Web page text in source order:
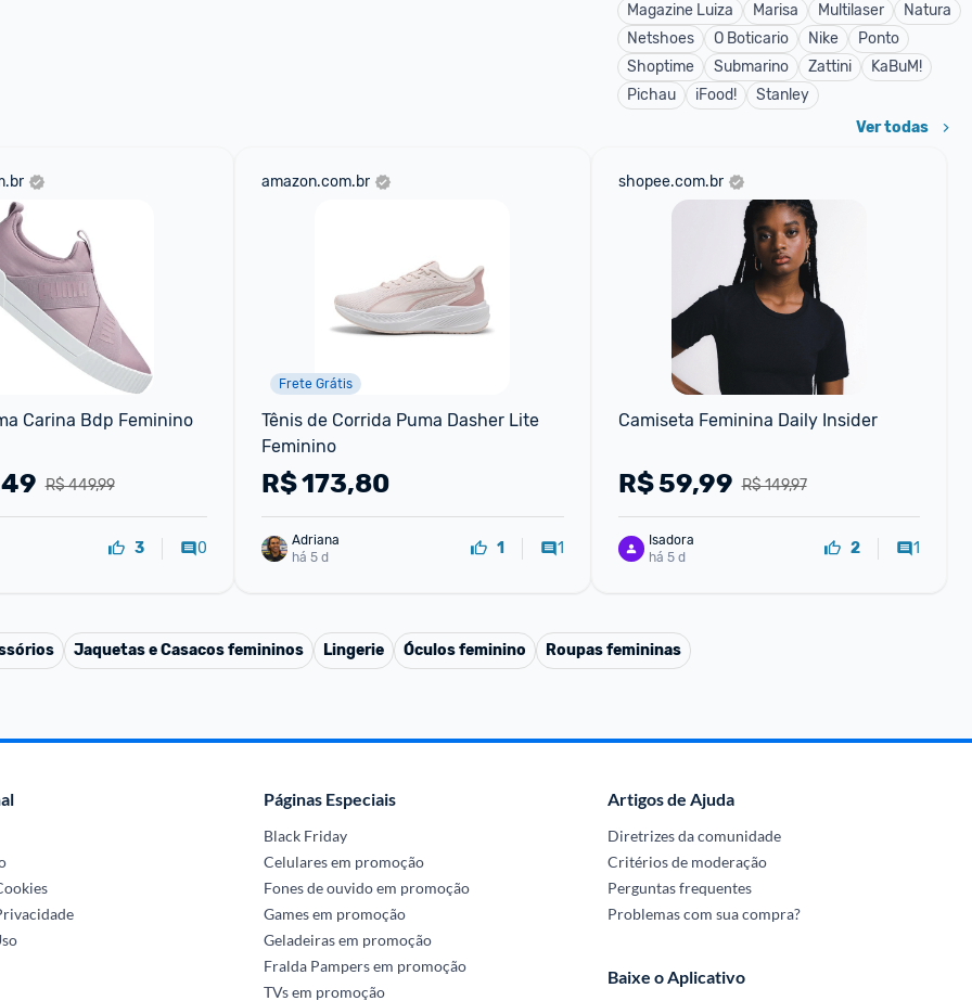
Magazine Luiza
Marisa Multilaser
Natura
Netshoes
O Boticario Nike
Ponto
Shoptime
Submarino Zattini
KaBuM!
Pichau
iFood! Stanley
Ver todas
Carina Bdp Feminino
R$ 449,99
3 0
amazon.com.br
Frete Grátis
Tênis de Corrida Puma Dasher Lite
Feminino
R$173,80
Adriana
há 5 d
1 1
shopee.com.br
Camiseta Feminina Daily Insider
R$ 149,97
R$59,99
Isadora
há 5 d
2 1
Jaquetas e Casacos femininos Lingerie Óculos feminino Roupas femininas
Páginas Especiais
Black Friday
Celulares em promoção
Fones de ouvido em promoção
Games em promoção
Geladeiras em promoção
Fralda Pampers em promoção
TVs em promoção
Artigos de Ajuda
Diretrizes da comunidade
Critérios de moderação
Perguntas frequentes
Problemas com sua compra?
Baixe o Aplicativo